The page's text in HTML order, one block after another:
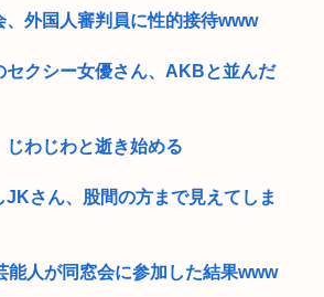
、外国人審判員に性的接待www
セクシー女優さん、AKBと並んだ
じわじわと逝き始める
JKさん、股間の方まで見えてしま
能人が同窓会に参加した結果www